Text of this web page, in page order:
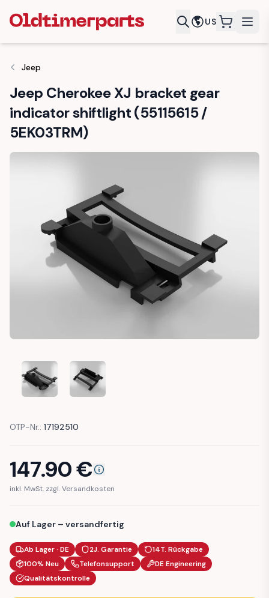
US
Jeep
Jeep Cherokee XJ bracket gear
indicator shiftlight (55115615 /
5EK03TRM)
JEEP CHEROKEE XJ BRACKET GEAR INDICATOR
JEEP CHEROKEE XJ BRACKET GEAR
OTP-Nr.: 17192510
147.90€
inkl. MwSt. zzgl. Versandkosten
Auf Lager – versandfertig
Ab Lager · DE 2J. Garantie
14T. Rückgabe
100% Neu
Telefonsupport
DE Engineering
Qualitätskontrolle